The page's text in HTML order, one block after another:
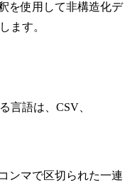
を使用して非構造化デ
ます。
言語は、CSV、
ンマで区切られた一連